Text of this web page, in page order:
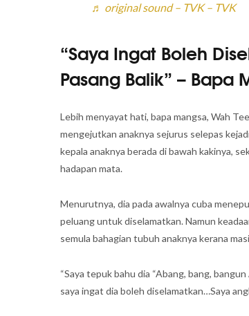
♬ original sound – TVK – TVK
“Saya Ingat Boleh
Pasang Balik” – Bapa
Lebih menyayat hati, bapa mangsa, Wah
mengejutkan anaknya sejurus selepas
kepala anaknya berada di bawah kakinya,
hadapan mata.
Menurutnya, dia pada awalnya cuba
peluang untuk diselamatkan. Namun
semula bahagian tubuh anaknya kerana
“Saya tepuk bahu dia “Abang, bang,
saya ingat dia boleh diselamatkan…Saya